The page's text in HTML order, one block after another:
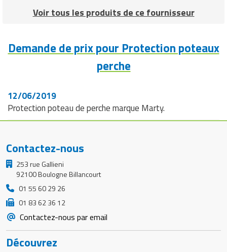
Voir tous les produits de ce fournisseur
Demande de prix pour Protection poteaux
perche
12/06/2019
Protection poteau de perche marque Marty.
Contactez-nous
253 rue Gallieni
92100 Boulogne Billancourt
01 55 60 29 26
01 83 62 36 12
Contactez-nous par email
Découvrez